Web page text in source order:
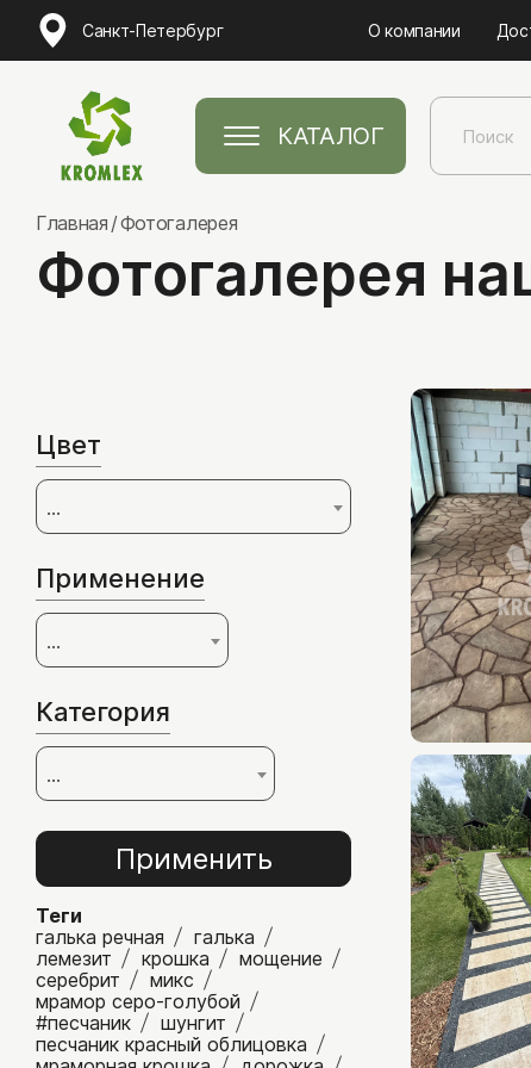
Санкт-Петербург О компании
КАТАЛОГ
Песчаник
Лемезит
Златолит
Шунгит
Сланец
Гранит
Мрамор
Известняк
Порфирит
Облицовочная плитка
Главная Фотогалерея
Фотогалерея
Цвет
...
Применение
...
Категория
...
Применить
Теги
галька речная
галька
лемезит
крошка
мощение
серебрит
микс
мрамор серо-голубой
#песчаник
шунгит
песчаник красный облицовка